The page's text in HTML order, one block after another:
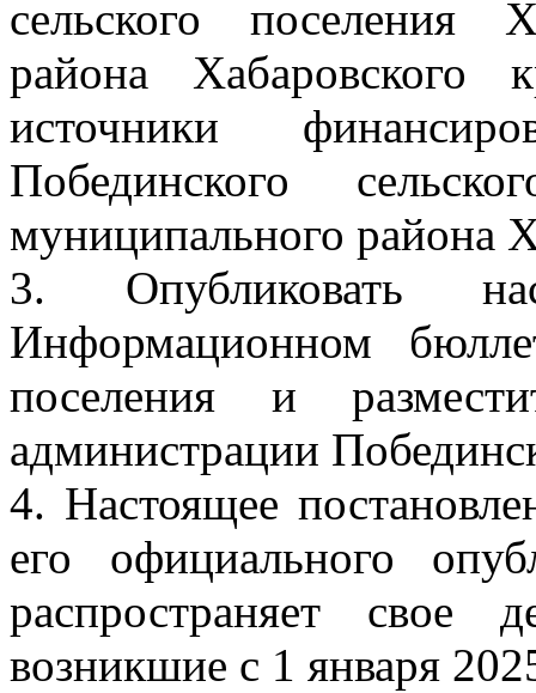
сельского поселения
района Хабаровского
источники
Побединского
муниципального района
3. Опубликовать
Информационном
поселения и
администрации
4. Настоящее
его официального
распространяет свое
возникшие с 1 января